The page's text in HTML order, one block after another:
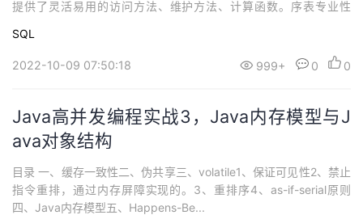
提供了灵活易用的访问方法、维护方法、计算函数。序表专业性
现SQL后计算中的各类业务逻辑。
SQL
2022-10-09 07:50:18 999+ 0 0
Java高并发编程实战3，Java内存模型与J
ava对象结构
目录 一、缓存一致性二、伪共享三、volatile1、保证可见性2、禁止
指令重排，通过内存屏障实现的。3、重排序4、as-if-serial原则
四、Java内存模型五、Happens-Be...